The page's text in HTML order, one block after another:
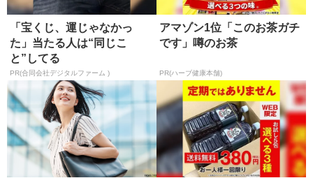
「宝くじ、運じゃなかっ
た」当たる人は“同じこ
と”してる
PR(合同会社デジタルファーム )
アマゾン1位「このお茶ガチ
です」噂のお茶
PR(ハーブ健康本舗)